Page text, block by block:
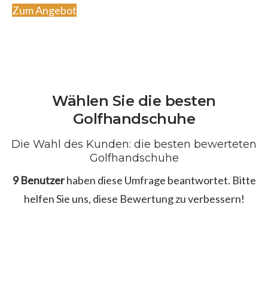
Zum Angebot
Wählen Sie die besten
Golfhandschuhe
Die Wahl des Kunden: die besten bewerteten
Golfhandschuhe
9 Benutzerhaben diese Umfrage beantwortet. Bitte
helfen Sie uns, diese Bewertung zu verbessern!